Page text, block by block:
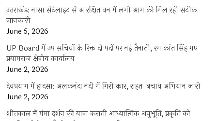
उत्तराखंड: नासा सेटेलाइट से आरक्षित वन में लगी आग की मिल रही सटीक
जानकारी
June 5, 2026
UP Board में उप सचिवों के रिक्त दो पदों पर नई तैनाती, रमाकांत सिंह गए
प्रयागराज क्षेत्रीय कार्यालय
June 2, 2026
देवप्रयाग में हादसा: अलकनंदा नदी में गिरी कार, राहत-बचाव अभियान जारी
June 2, 2026
शीतकाल में गंगा दर्शन की यात्रा कराती आध्यात्मिक अनुभूति, प्रकृति को